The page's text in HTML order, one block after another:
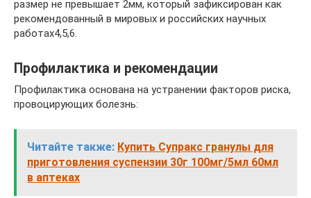
размер не превышает 2мм, который зафиксирован как
рекомендованный в мировых и российских научных
работах4,5,6.
Профилактика и рекомендации
Профилактика основана на устранении факторов риска,
провоцирующих болезнь:
Читайте также: Купить Супракс гранулы для
приготовления суспензии 30г 100мг/5мл 60мл
в аптеках